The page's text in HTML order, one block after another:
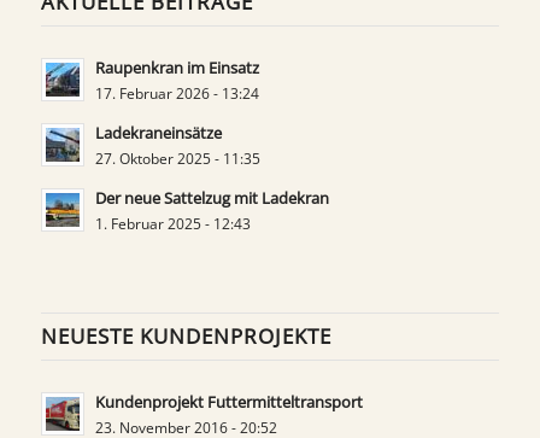
Raupenkran im Einsatz
17. Februar 2026 - 13:24
Ladekraneinsätze
27. Oktober 2025 - 11:35
Der neue Sattelzug mit Ladekran
1. Februar 2025 - 12:43
NEUESTE KUNDENPROJEKTE
Kundenprojekt Futtermitteltransport
23. November 2016 - 20:52